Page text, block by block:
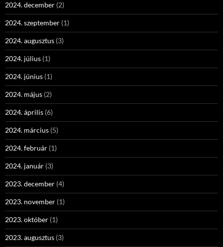
2024. december (2)
2024. szeptember (1)
2024. augusztus (3)
2024. július (1)
2024. június (1)
2024. május (2)
2024. április (6)
2024. március (5)
2024. február (1)
2024. január (3)
2023. december (4)
2023. november (1)
2023. október (1)
2023. augusztus (3)